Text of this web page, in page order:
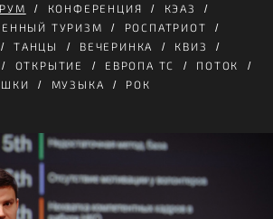
КОНФЕРЕНЦИЯ
КЭАЗ
ТУРИЗМ
РОСПАТРИОТ
ТАНЦЫ ВЕЧЕРИНКА
КВИЗ
ОТКРЫТИЕ ЕВРОПА ТС
ПОТОК
ШКИ
МУЗЫКА РОК